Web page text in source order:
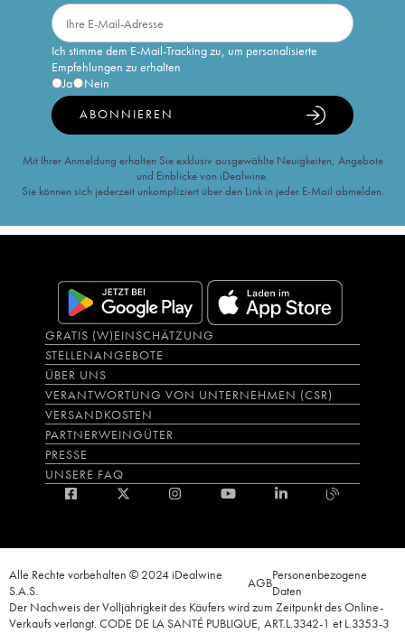
Ich stimme dem E-Mail-Tracking zu, um personalisierte
Empfehlungen zu erhalten
Ja
Nein
ABONNIEREN
Mit Ihrer Anmeldung erhalten Sie exklusiv ausgewählte Neuigkeiten, Angebote
und Einblicke von iDealwine.
Sie können sich jederzeit unkompliziert über den Link in jeder E-Mail abmelden.
GRATIS (W)EINSCHÄTZUNG
STELLENANGEBOTE
ÜBER UNS
VERANTWORTUNG VON UNTERNEHMEN (CSR)
VERSANDKOSTEN
PARTNERWEINGÜTER
PRESSE
UNSERE FAQ
Alle Rechte vorbehalten © 2024 iDealwine
S.A.S.
AGBPersonenbezogene
Daten
Der Nachweis der Volljährigkeit des Käufers wird zum Zeitpunkt des Online-
Verkaufs verlangt. CODE DE LA SANTÉ PUBLIQUE, ART.L.3342-1 et L.3353-3